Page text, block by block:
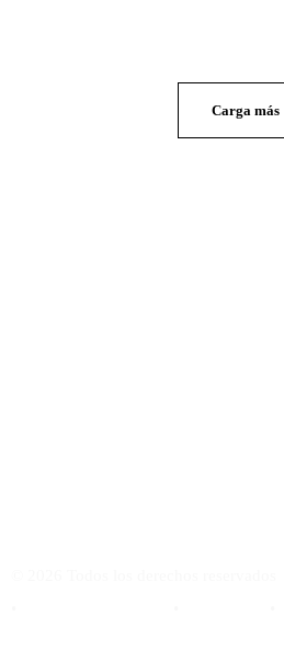
Carga más